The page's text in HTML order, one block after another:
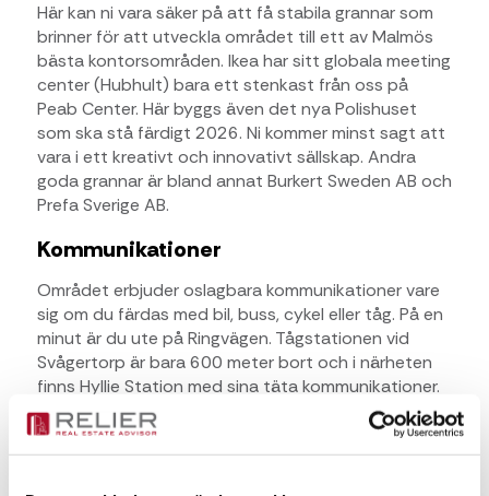
Här kan ni vara säker på att få stabila grannar som
brinner för att utveckla området till ett av Malmös
bästa kontorsområden. Ikea har sitt globala meeting
center (Hubhult) bara ett stenkast från oss på
Peab Center. Här byggs även det nya Polishuset
som ska stå färdigt 2026. Ni kommer minst sagt att
vara i ett kreativt och innovativt sällskap. Andra
goda grannar är bland annat Burkert Sweden AB och
Prefa Sverige AB.
Kommunikationer
Området erbjuder oslagbara kommunikationer vare
sig om du färdas med bil, buss, cykel eller tåg. På en
minut är du ute på Ringvägen. Tågstationen vid
Svågertorp är bara 600 meter bort och i närheten
finns Hyllie Station med sina täta kommunikationer.
På gångavstånd finner du även hållplats för lokal-
och regionsbussar , vilket underlättar för den som
väljer att pendla med kollektivtrafik till och från